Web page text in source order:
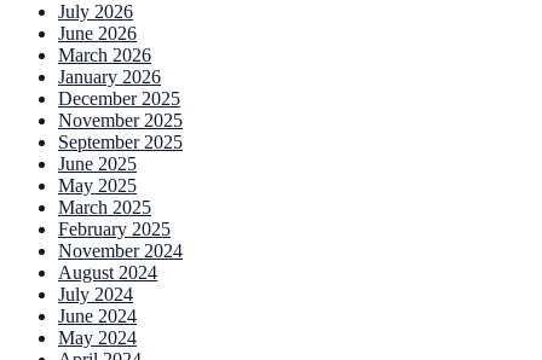
July 2026
June 2026
March 2026
January 2026
December 2025
November 2025
September 2025
June 2025
May 2025
March 2025
February 2025
November 2024
August 2024
July 2024
June 2024
May 2024